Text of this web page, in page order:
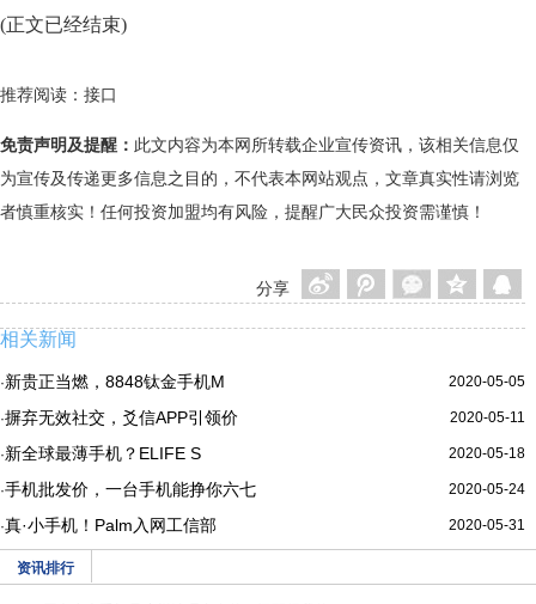
(正文已经结束)
推荐阅读： 接口
免责声明及提醒： 此文内容为本网所转载企业宣传资讯，该相关信息仅
为宣传及传递更多信息之目的，不代表本网站观点，文章真实性请浏览
者慎重核实！任何投资加盟均有风险，提醒广大民众投资需谨慎！
分享
相关新闻
2020-05-05
·新贵正当燃，8848钛金手机M
2020-05-11
·摒弃无效社交，爻信APP引领价
2020-05-18
·新全球最薄手机？ELIFE S
2020-05-24
·手机批发价，一台手机能挣你六七
2020-05-31
·真·小手机！Palm入网工信部
资讯排行